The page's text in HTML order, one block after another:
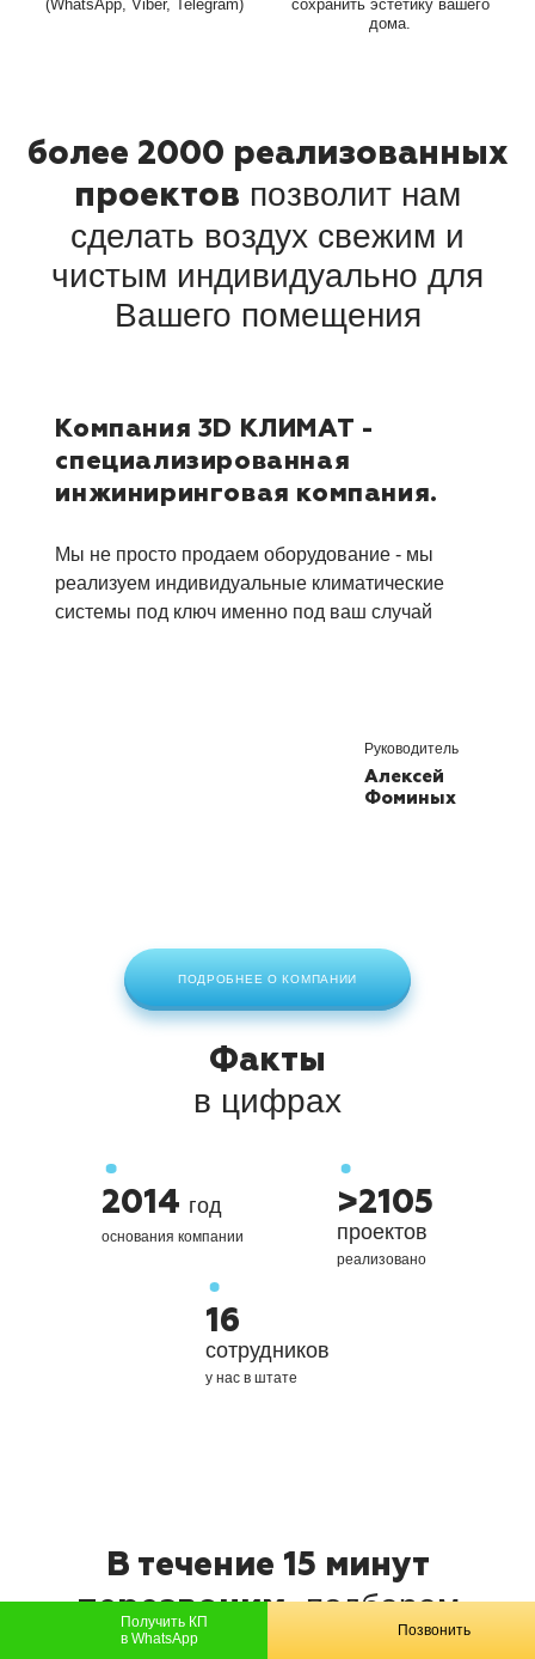
(WhatsApp, Viber, Telegram)
сохранить эстетику вашего
дома.
более 2000 реализованных
проектов позволит нам
сделать воздух свежим и
чистым индивидуально для
Вашего помещения
Компания 3D КЛИМАТ -
специализированная
инжиниринговая компания.
Мы не просто продаем оборудование - мы
реализуем индивидуальные климатические
системы под ключ именно под ваш случай
Руководитель
Алексей
Фоминых
ПОДРОБНЕЕ О КОМПАНИИ
Факты
в цифрах
2014 год
основания компании
>2105
проектов
реализовано
16
сотрудников
у нас в штате
В течение 15 минут
перезвоним,подберем
оборудование, сориентируем
Получить КП
в WhatsApp
Позвонить